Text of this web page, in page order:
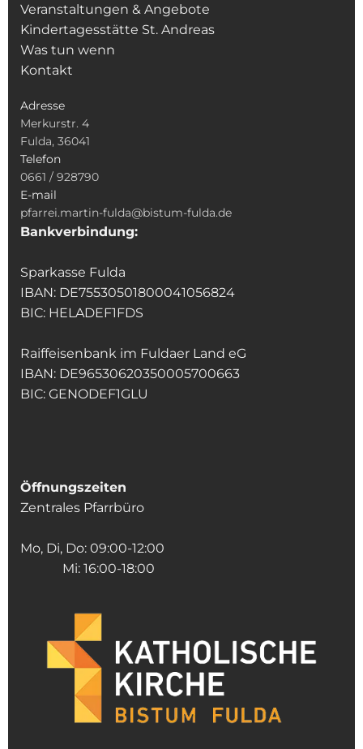
Veranstaltungen & Angebote
Kindertagesstätte St. Andreas
Was tun wenn
Kontakt
Adresse
Merkurstr. 4
Fulda, 36041
Telefon
0661 / 928790
E-mail
pfarrei.martin-fulda@bistum-fulda.de
Bankverbindung:
Sparkasse Fulda
IBAN: DE75530501800041056824
BIC: HELADEF1FDS
Raiffeisenbank im Fuldaer Land eG
IBAN: DE96530620350005700663
BIC: GENODEF1GLU
Öffnungszeiten
Zentrales Pfarrbüro
Mo, Di, Do: 09:00-12:00
Mi: 16:00-18:00